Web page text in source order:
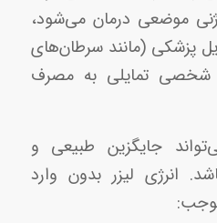
موضعی درمان می‌شود،
پزشکی (مانند سرطان‌های
شخصی تمایلی به مصرف
جایگزین طبیعی و
انرژی لیزر بدون وارد